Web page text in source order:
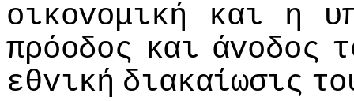
oικovoμική και η
πρόoδoς και άvoδoς
εθvική διακαίωσις